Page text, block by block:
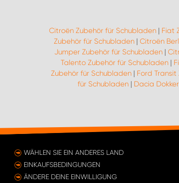
Citroën Zubehör für Schubladen| Fiat
Zubehör für Schubladen | Citroën
Jumper Zubehör für Schubladen|
Talento Zubehör für Schubladen |
Zubehör für Schubladen | Ford
für Schubladen| Dacia
WÄHLEN SIE EIN ANDERES LAND
EINKAUFSBEDINGUNGEN
ÄNDERE DEINE EINWILLIGUNG